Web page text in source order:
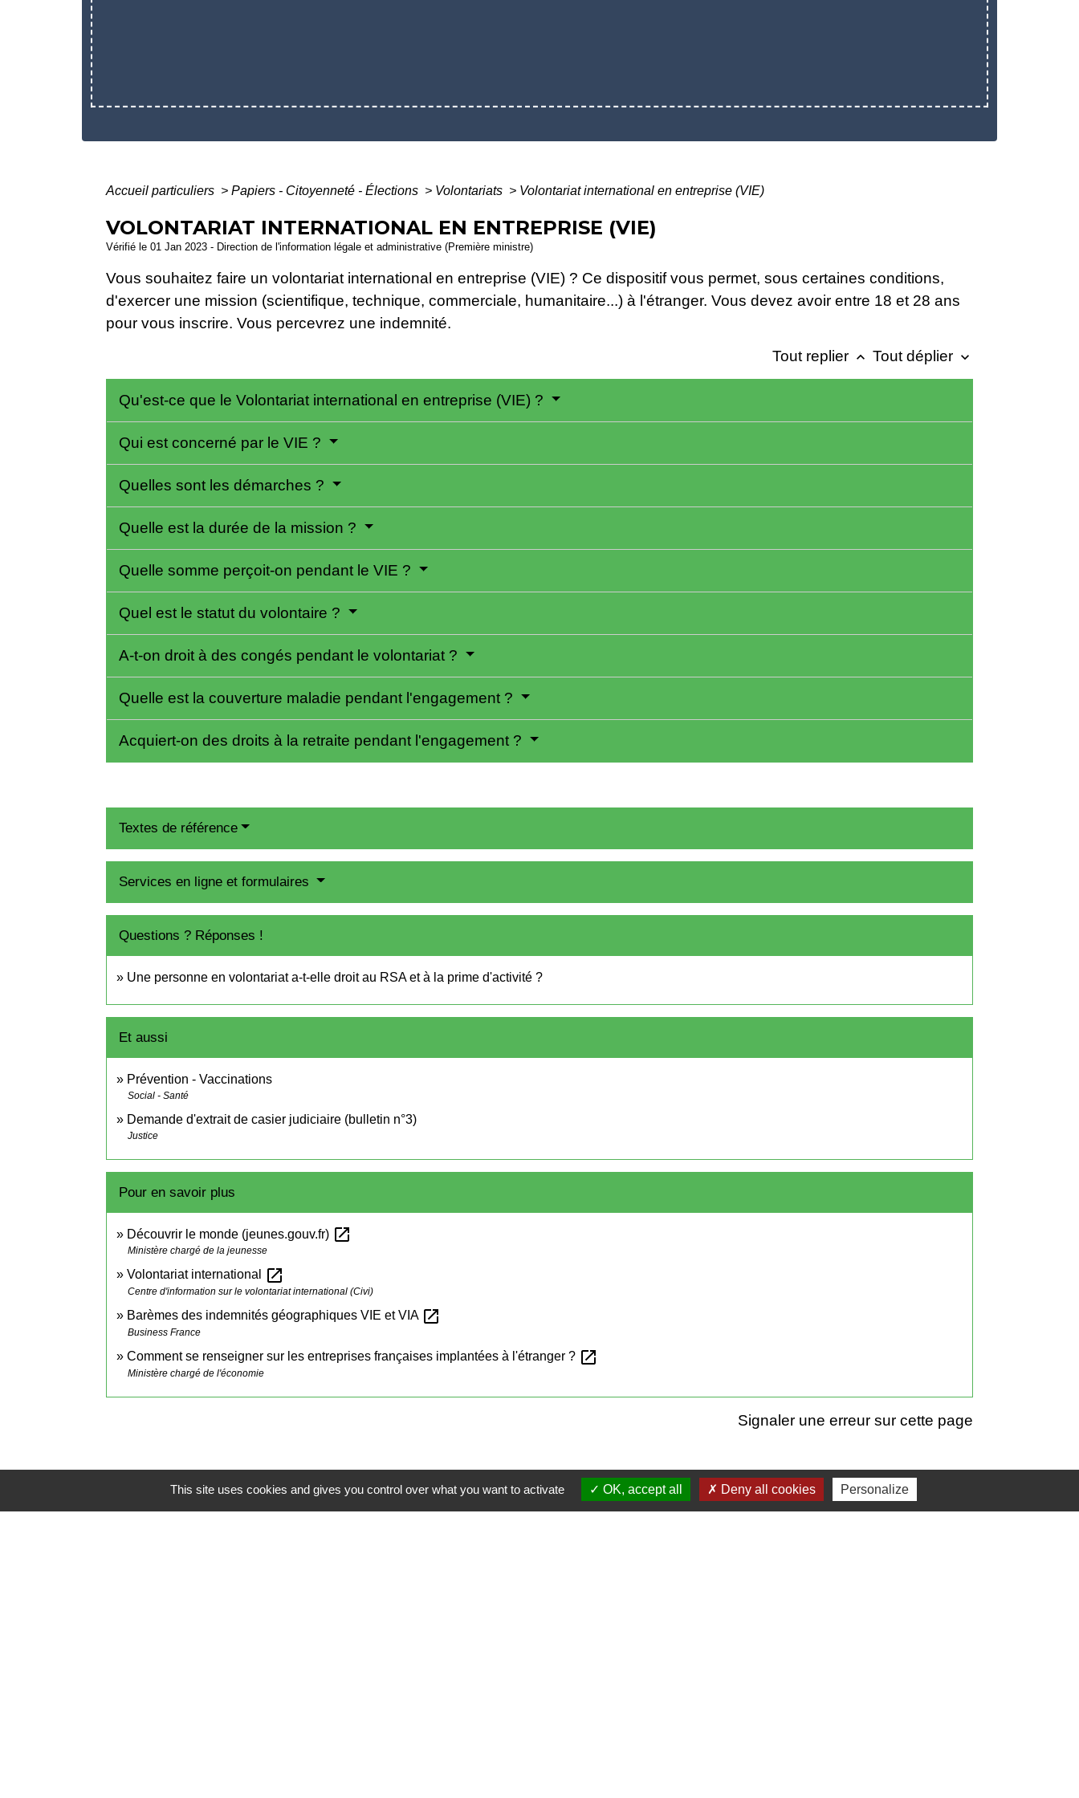
Accueil particuliers > Papiers - Citoyenneté - Élections > Volontariats > Volontariat international en entreprise (VIE)
VOLONTARIAT INTERNATIONAL EN ENTREPRISE (VIE)
Vérifié le 01 Jan 2023 - Direction de l'information légale et administrative (Première ministre)
Vous souhaitez faire un volontariat international en entreprise (VIE) ? Ce dispositif vous permet, sous certaines conditions,
d'exercer une mission (scientifique, technique, commerciale, humanitaire...) à l'étranger. Vous devez avoir entre 18 et 28 ans
pour vous inscrire. Vous percevrez une indemnité.
Tout replier keyboard_arrow_up Tout déplier keyboard_arrow_down
Qu'est-ce que le Volontariat international en entreprise (VIE) ?
Qui est concerné par le VIE ?
Quelles sont les démarches ?
Quelle est la durée de la mission ?
Quelle somme perçoit-on pendant le VIE ?
Quel est le statut du volontaire ?
A-t-on droit à des congés pendant le volontariat ?
Quelle est la couverture maladie pendant l'engagement ?
Acquiert-on des droits à la retraite pendant l'engagement ?
Textes de référence
Services en ligne et formulaires
Questions ? Réponses !
Une personne en volontariat a-t-elle droit au RSA et à la prime d'activité ?
Et aussi
Prévention - Vaccinations
Social - Santé
Demande d'extrait de casier judiciaire (bulletin n°3)
Justice
Pour en savoir plus
Découvrir le monde (jeunes.gouv.fr) open_in_new
Ministère chargé de la jeunesse
Volontariat international open_in_new
Centre d'information sur le volontariat international (Civi)
Barèmes des indemnités géographiques VIE et VIA open_in_new
Business France
Comment se renseigner sur les entreprises françaises implantées à l'étranger ? open_in_new
Ministère chargé de l'économie
Signaler une erreur sur cette page
Contacts
This site uses cookies and gives you control over what you want to activate OK, accept all Deny all cookies Personalize